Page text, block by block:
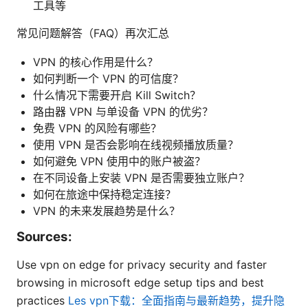
工具等
常见问题解答（FAQ）再次汇总
VPN 的核心作用是什么？
如何判断一个 VPN 的可信度？
什么情况下需要开启 Kill Switch？
路由器 VPN 与单设备 VPN 的优劣？
免费 VPN 的风险有哪些？
使用 VPN 是否会影响在线视频播放质量？
如何避免 VPN 使用中的账户被盗？
在不同设备上安装 VPN 是否需要独立账户？
如何在旅途中保持稳定连接？
VPN 的未来发展趋势是什么？
Sources:
Use vpn on edge for privacy security and faster
browsing in microsoft edge setup tips and best
practices Les vpn下载：全面指南与最新趋势，提升隐